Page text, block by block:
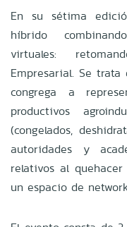
En su sétima
híbrido
virtuales:
Empresarial. Se
congrega a
productivos
(congelados,
autoridades y
relativos al
un espacio de